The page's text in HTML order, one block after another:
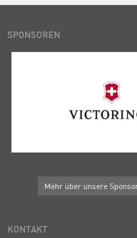
SPONSOREN
Mehr über unsere
KONTAKT